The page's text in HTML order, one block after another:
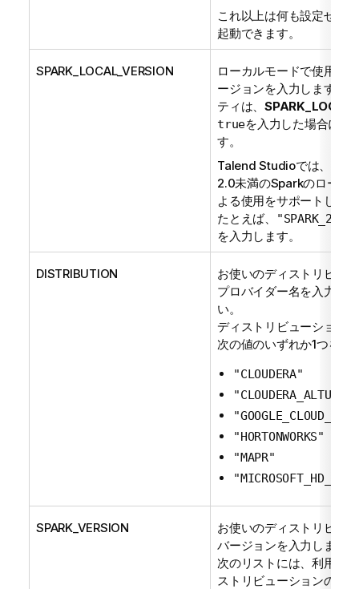
これ以上は何も設定せず
起動できます。
SPARK_LOCAL_VERSION
ローカルモードで使用す
ージョンを入力します。
ティは、
trueを入力した場合にの
す。
Talend Studioでは、バー
2.0未満のSparkのローカ
よる使用をサポートして
たとえば、
を入力します。
DISTRIBUTION
お使いのディストリビュ
プロバイダー名を入力し
い。
ディストリビューション
次の値のいずれか1つを入
"CLOUDERA"
"CLOUDERA_ALTUS"
"HORTONWORKS"
"MAPR"
SPARK_VERSION
お使いのディストリビュ
バージョンを入力します。
次のリストには、利用可
ストリビューションのフ